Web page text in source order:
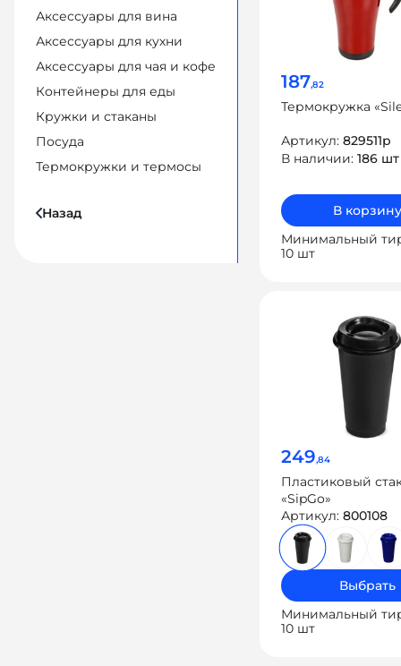
Аксессуары для вина
Аксессуары для кухни
Аксессуары для чая и кофе
Контейнеры для еды
Кружки и стаканы
Посуда
Термокружки и термосы
Назад
187,82
Термокружка
Артикул: 829511р
В наличии: 186 шт
В корзину
Минимальный
10 шт
249,84
Пластиковый
«SipGo»
Артикул: 800108
Выбрать
Минимальный
10 шт